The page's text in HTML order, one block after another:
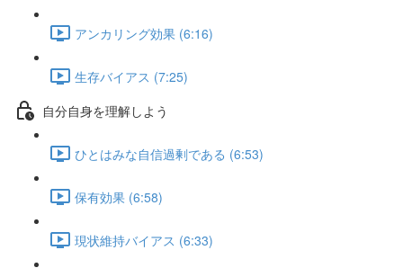
アンカリング効果 (6:16)
生存バイアス (7:25)
自分自身を理解しよう
ひとはみな自信過剰である (6:53)
保有効果 (6:58)
現状維持バイアス (6:33)